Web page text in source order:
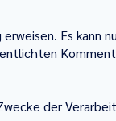
Es kann
der